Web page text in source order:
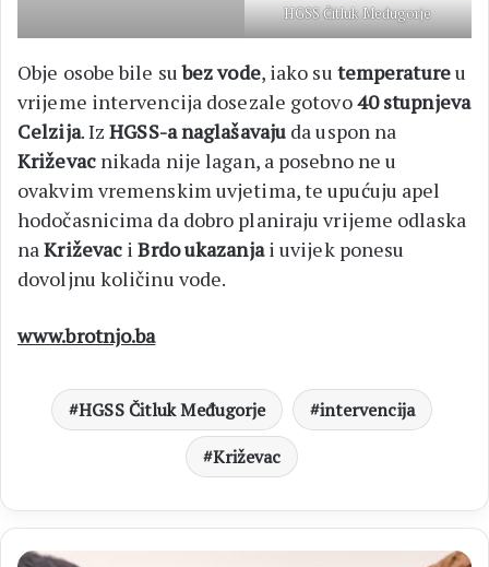
HGSS Čitluk Međugorje
Obje osobe bile subez vode, iako su temperatureu
vrijeme intervencija dosezale gotovo40 stupnjeva
Celzija. IzHGSS-a naglašavaju da uspon na
Križevacnikada nije lagan, a posebno ne u
ovakvim vremenskim uvjetima, te upućuju apel
hodočasnicima da dobro planiraju vrijeme odlaska
naKriževac iBrdo ukazanjai uvijek ponesu
dovoljnu količinu vode.
www.brotnjo.ba
HGSS Čitluk Međugorje
intervencija
Križevac
TESLA